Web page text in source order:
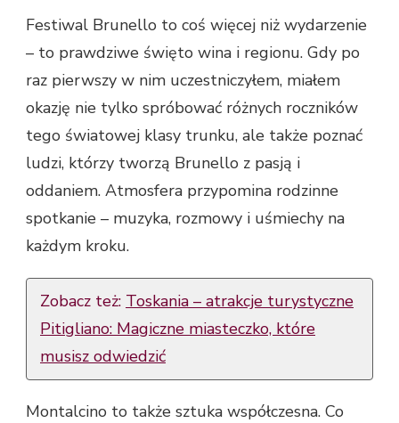
Festiwal Brunello to coś więcej niż wydarzenie
– to prawdziwe święto wina i regionu. Gdy po
raz pierwszy w nim uczestniczyłem, miałem
okazję nie tylko spróbować różnych roczników
tego światowej klasy trunku, ale także poznać
ludzi, którzy tworzą Brunello z pasją i
oddaniem. Atmosfera przypomina rodzinne
spotkanie – muzyka, rozmowy i uśmiechy na
każdym kroku.
Zobacz też: Toskania – atrakcje turystyczne
Pitigliano: Magiczne miasteczko, które
musisz odwiedzić
Montalcino to także sztuka współczesna. Co